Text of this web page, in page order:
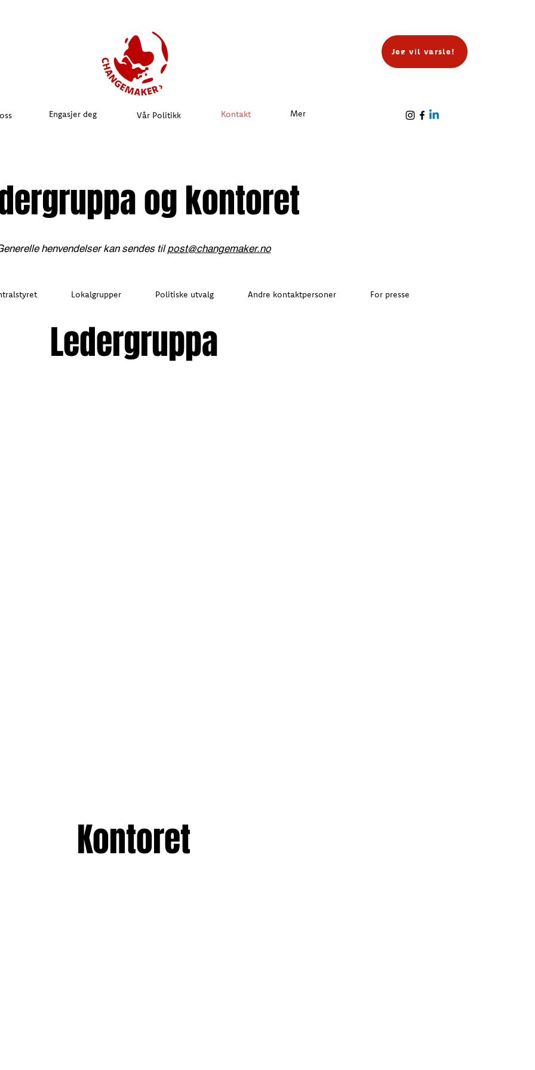
Jeg vil varsle!
Engasjer deg Vår Politikk Kontakt Mer
og kontoret
henvendelser kan sendes tilpost@changemaker.no
Lokalgrupper Politiske utvalg Andre kontaktpersoner For presse
Ledergruppa
Kontoret